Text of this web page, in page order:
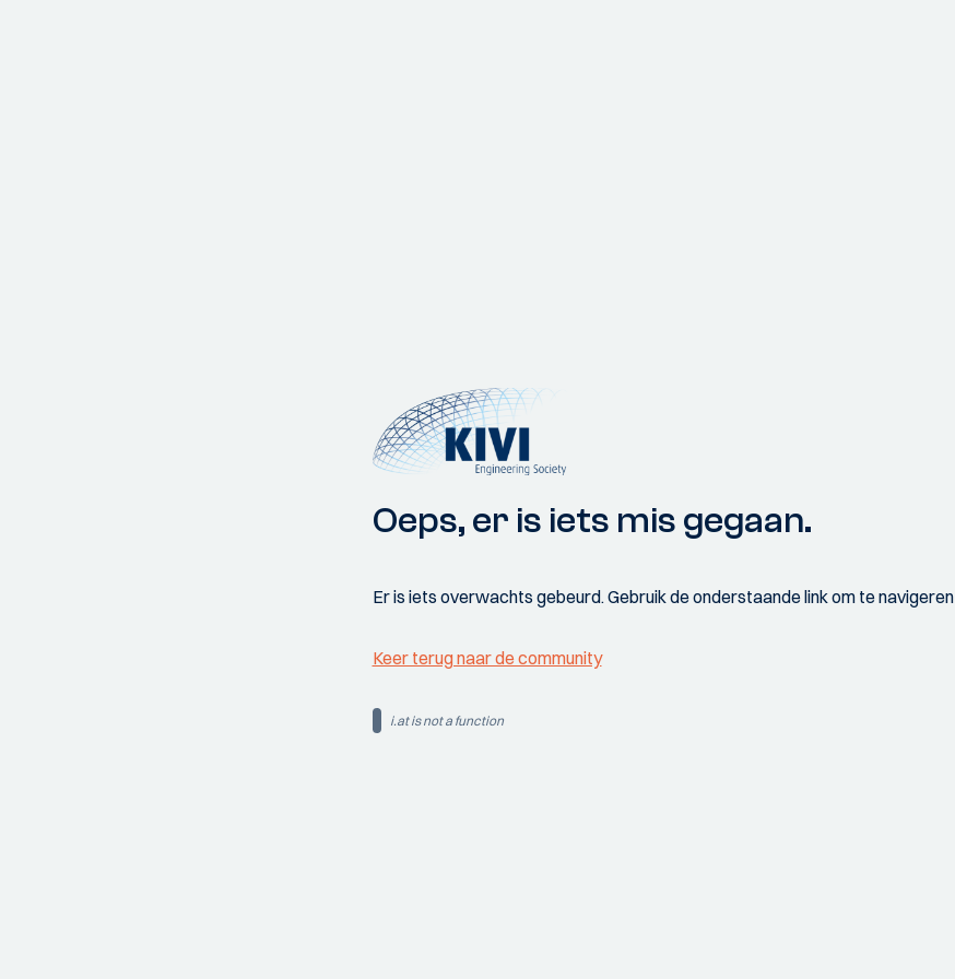
Oeps, er is iets mis gegaan.
Er is iets overwachts gebeurd. Gebruik de onderstaande link om te
Keer terug naar de community
i.at is not a function